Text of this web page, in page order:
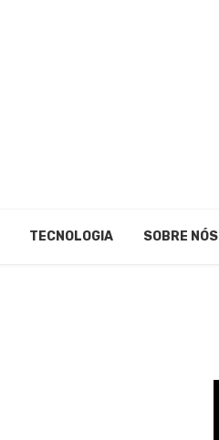
TECNOLOGIA SOBRE NÓS